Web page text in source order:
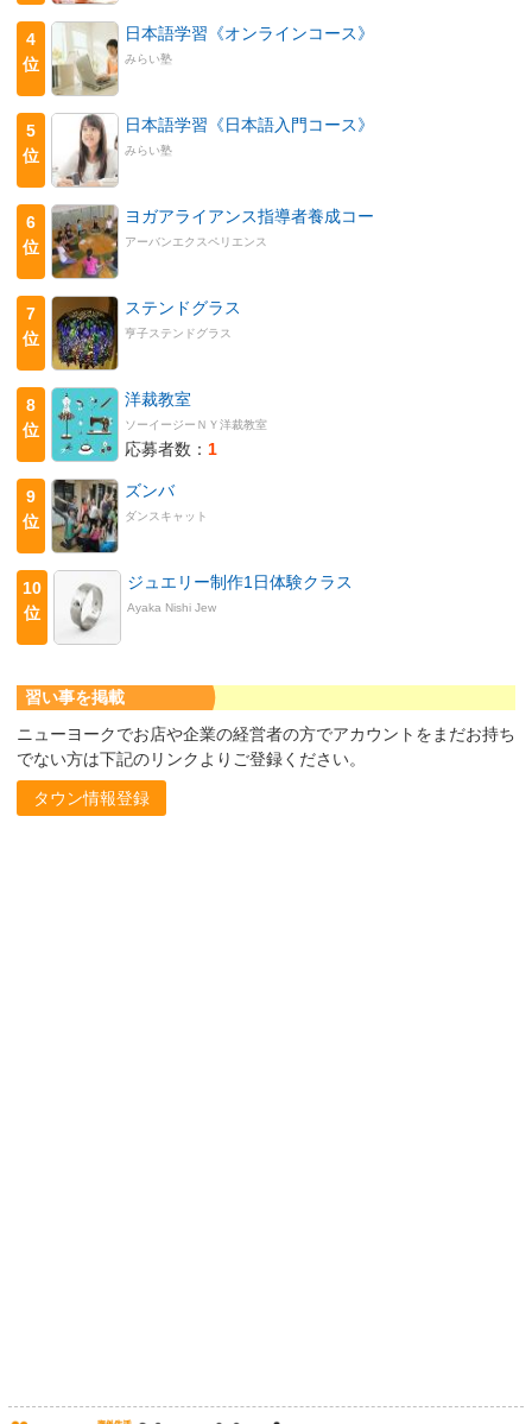
4
位
日本語学習《オンラインコース》
みらい塾
5
位
日本語学習《日本語入門コース》
みらい塾
6
位
ヨガアライアンス指導者養成コー
アーバンエクスペリエンス
7
位
ステンドグラス
亨子ステンドグラス
8
位
洋裁教室
ソーイージーＮＹ洋裁教室
応募者数： 1
9
位
ズンバ
ダンスキャット
10
位
ジュエリー制作1日体験クラス
Ayaka Nishi Jew
習い事を掲載
ニューヨークでお店や企業の経営者の方でアカウントをまだお持ち
でない方は下記のリンクよりご登録ください。
タウン情報登録